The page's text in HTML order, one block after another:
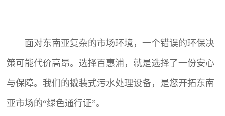
面对东南亚复杂的市场环境，一个错误的环保决
策可能代价高昂。选择百惠浦，就是选择了一份安心
与保障。我们的撬装式污水处理设备，是您开拓东南
亚市场的“绿色通行证”。